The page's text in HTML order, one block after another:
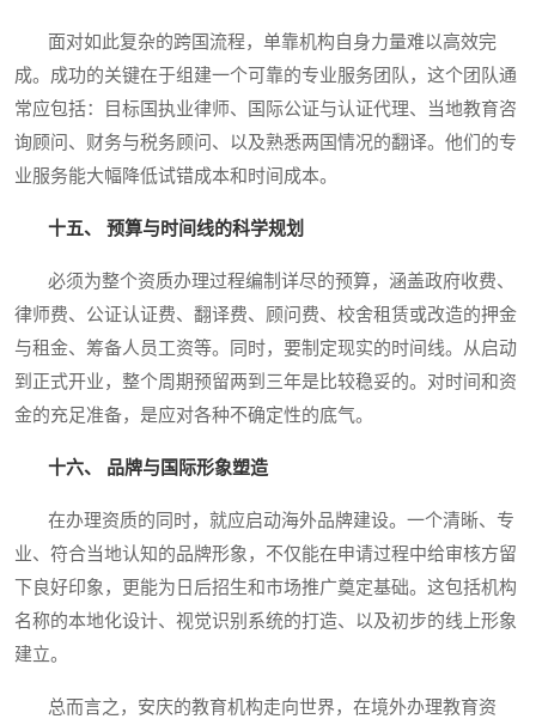
面对如此复杂的跨国流程，单靠机构自身力量难以高效完
成。成功的关键在于组建一个可靠的专业服务团队，这个团队通
常应包括：目标国执业律师、国际公证与认证代理、当地教育咨
询顾问、财务与税务顾问、以及熟悉两国情况的翻译。他们的专
业服务能大幅降低试错成本和时间成本。
十五、 预算与时间线的科学规划
必须为整个资质办理过程编制详尽的预算，涵盖政府收费、
律师费、公证认证费、翻译费、顾问费、校舍租赁或改造的押金
与租金、筹备人员工资等。同时，要制定现实的时间线。从启动
到正式开业，整个周期预留两到三年是比较稳妥的。对时间和资
金的充足准备，是应对各种不确定性的底气。
十六、 品牌与国际形象塑造
在办理资质的同时，就应启动海外品牌建设。一个清晰、专
业、符合当地认知的品牌形象，不仅能在申请过程中给审核方留
下良好印象，更能为日后招生和市场推广奠定基础。这包括机构
名称的本地化设计、视觉识别系统的打造、以及初步的线上形象
建立。
总而言之，安庆的教育机构走向世界，在境外办理教育资